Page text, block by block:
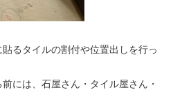
るタイルの割付や位置出しを行っ
には、石屋さん・タイル屋さん・